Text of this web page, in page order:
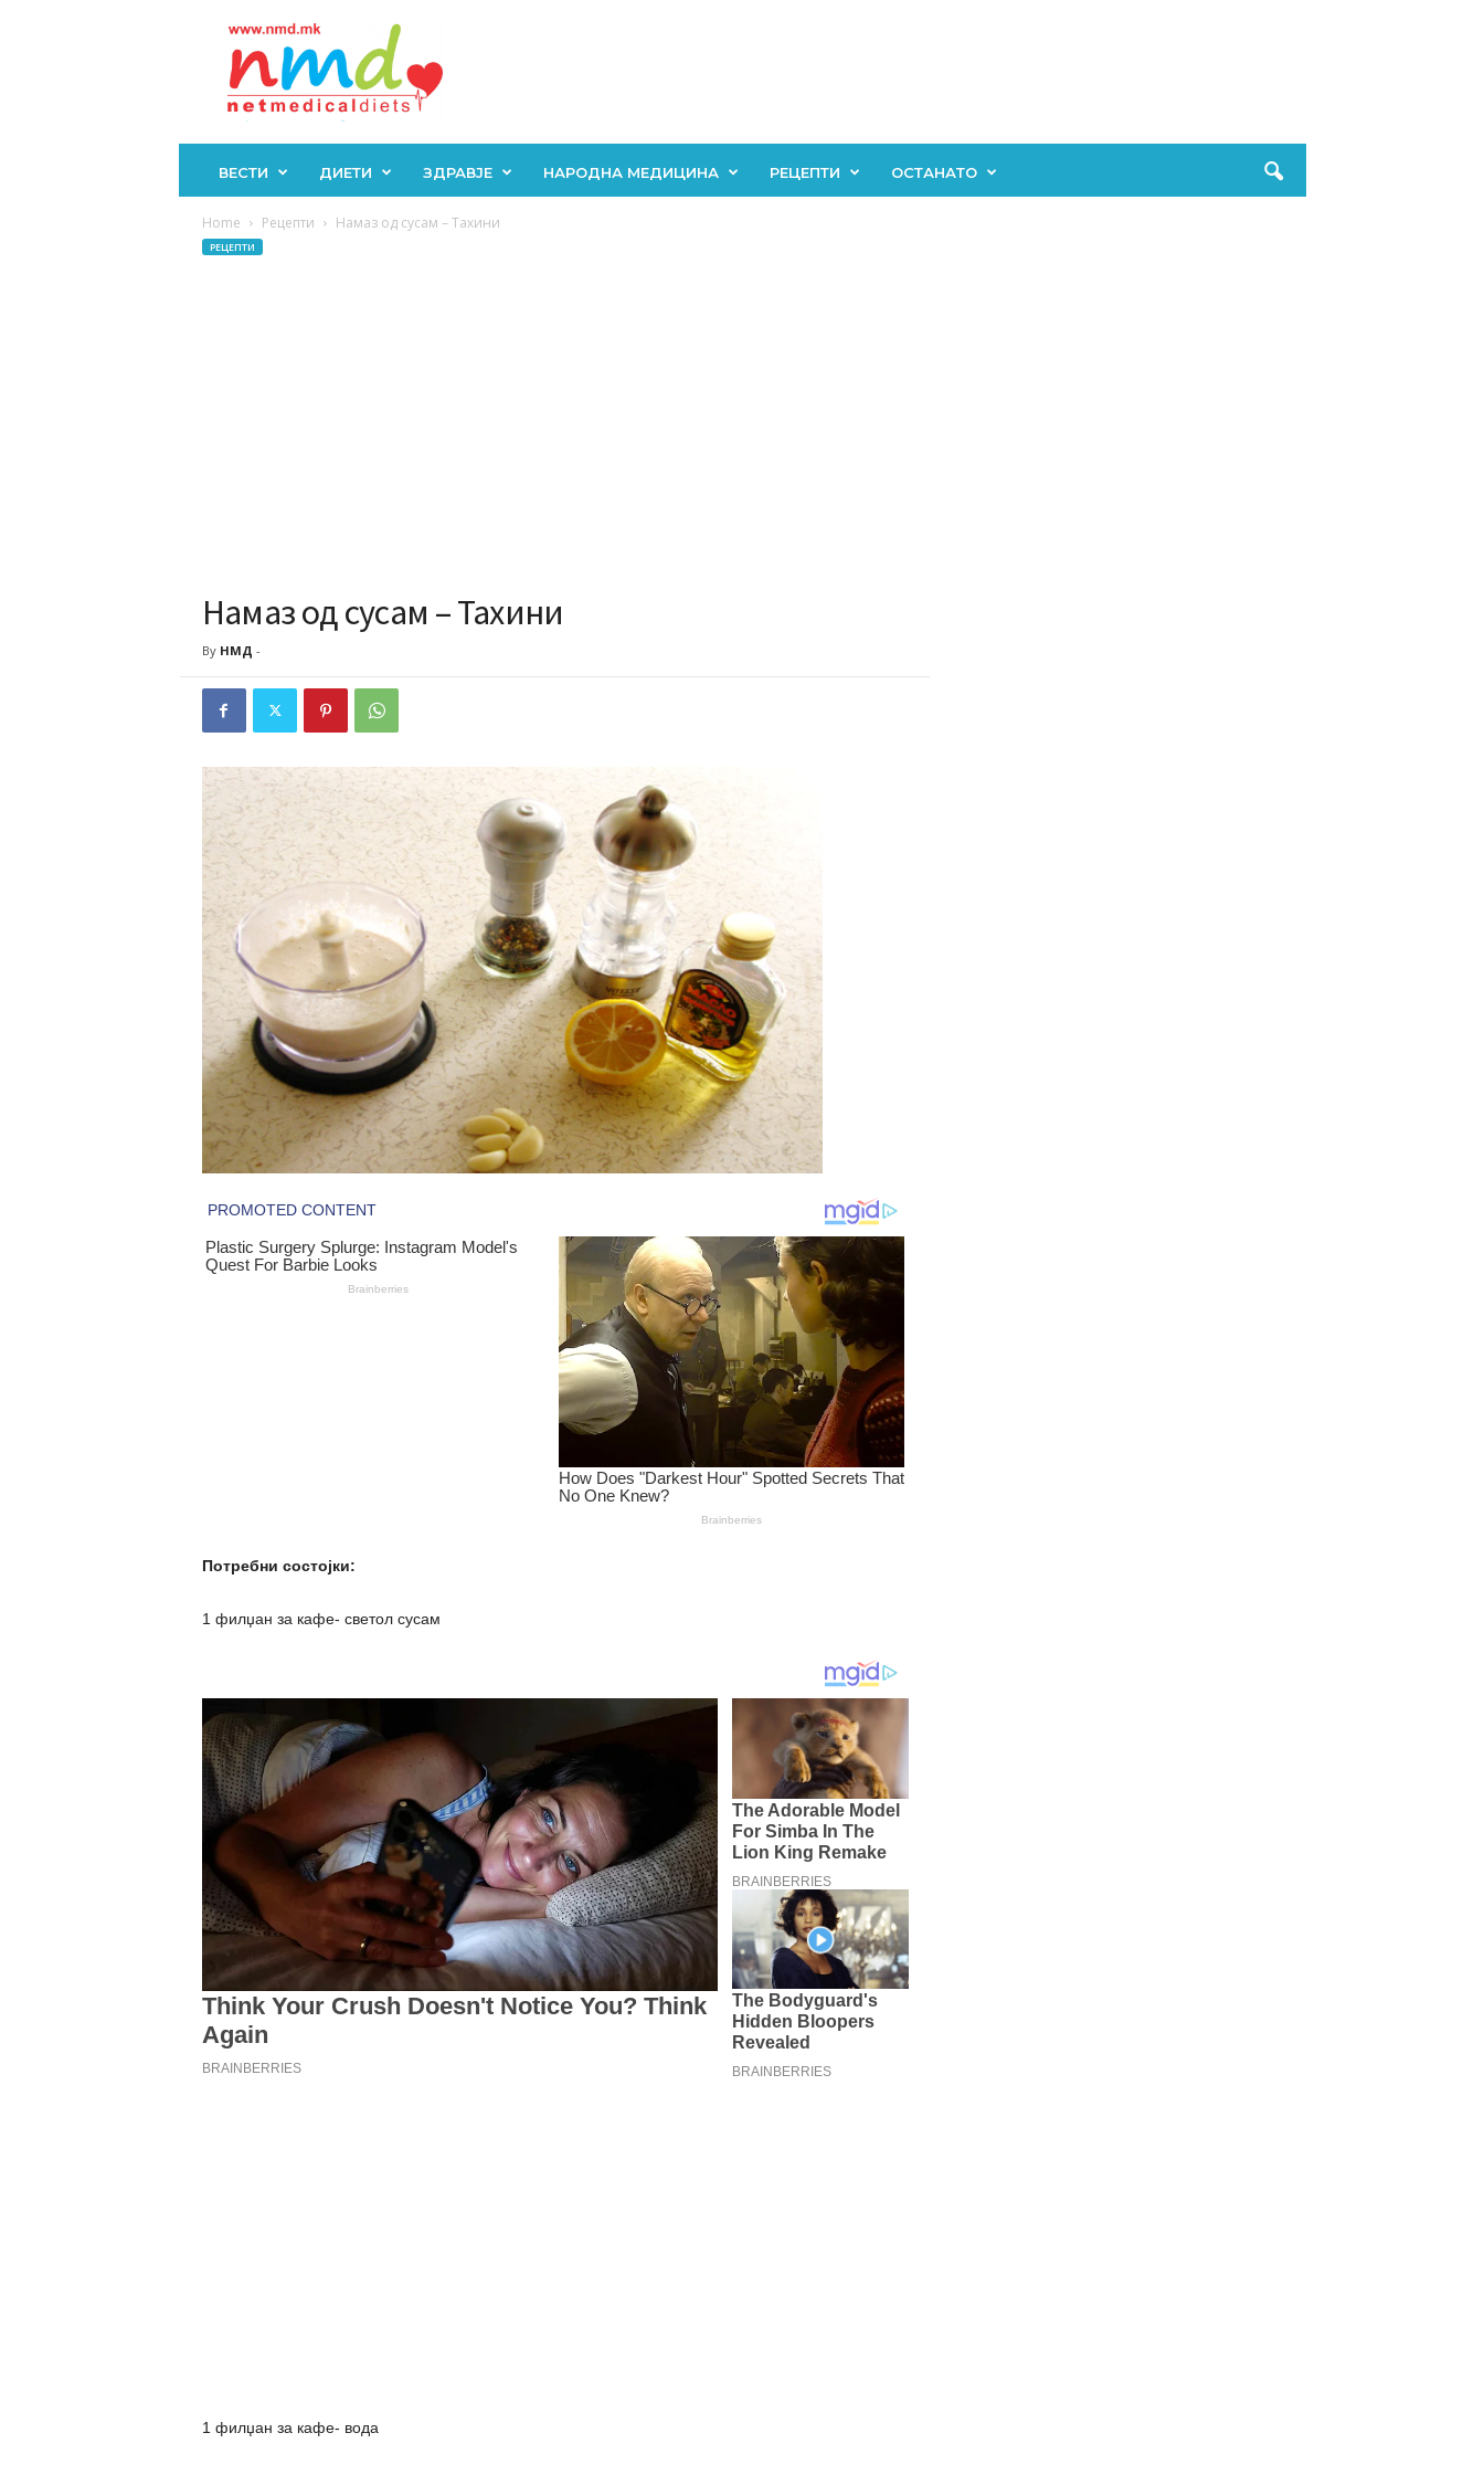
ВЕСТИ ДИЕТИ ЗДРАВЈЕ НАРОДНА МЕДИЦИНА РЕЦЕПТИ ОСТАНАТО
Home Рецепти Намаз од сусам – Тахини
РЕЦЕПТИ
Намаз од сусам – Тахини
By НМД -
Потребни состојки:
1 филџан за кафе- светол сусам
1 филџан за кафе- вода